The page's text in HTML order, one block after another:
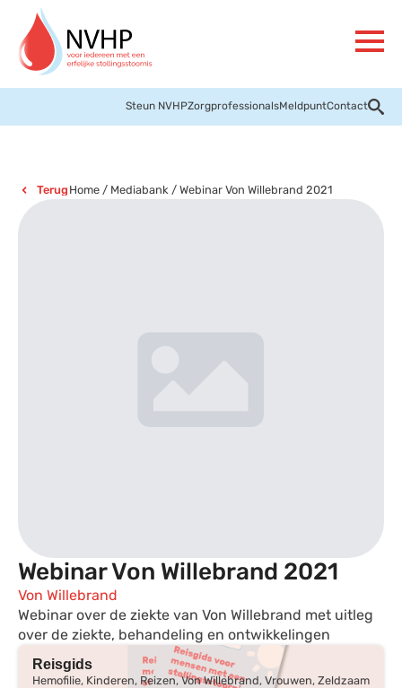
Steun NVHPZorgprofessionalsMeldpuntContact
Terug Home/ Mediabank / Webinar Von Willebrand 2021
Webinar Von Willebrand 2021
Von Willebrand
Webinar over de ziekte van Von Willebrand met uitleg
over de ziekte, behandeling en ontwikkelingen
Reisgids
Hemofilie, Kinderen, Reizen, Von Willebrand, Vrouwen, Zeldzaam